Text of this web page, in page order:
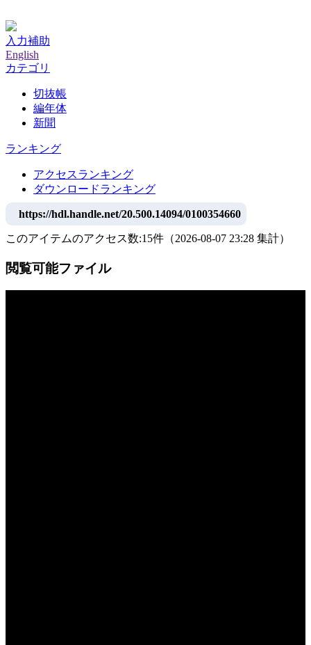
入力補助
English
カテゴリ
切抜帳
編年体
新聞
ランキング
アクセスランキング
ダウンロードランキング
https://hdl.handle.net/20.500.14094/0100354660
このアイテムのアクセス数:15件 （2026-08-07 23:28 集計）
閲覧可能ファイル